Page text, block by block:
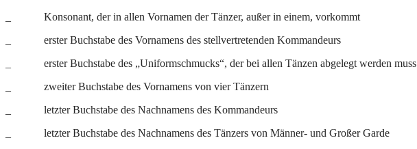
_ Konsonant, der in allen Vornamen der Tänzer, außer in einem, vorkommt
_ erster Buchstabe des Vornamens des stellvertretenden Kommandeurs
_ erster Buchstabe des „Uniformschmucks“, der bei allen Tänzen abgelegt werden muss
_ zweiter Buchstabe des Vornamens von vier Tänzern
_ letzter Buchstabe des Nachnamens des Kommandeurs
_ letzter Buchstabe des Nachnamens des Tänzers von Männer- und Großer Garde